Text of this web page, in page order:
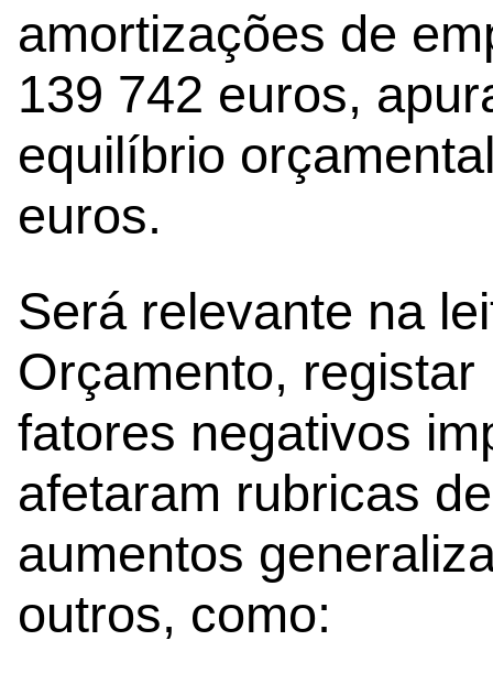
amortizações de
139 742 euros,
equilíbrio
euros.
Será relevante na
Orçamento,
fatores negativos
afetaram rubricas
aumentos
outros, como: